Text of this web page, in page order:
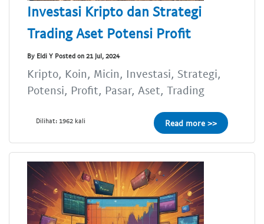
Investasi Kripto dan Strategi
Trading Aset Potensi Profit
By Eldi Y Posted on 21 Jul, 2024
Kripto, Koin, Micin, Investasi, Strategi,
Potensi, Profit, Pasar, Aset, Trading
Dilihat: 1962 kali Read more >>